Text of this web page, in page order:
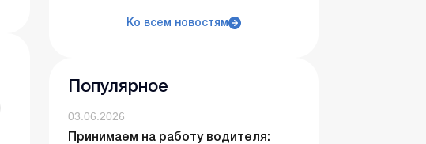
Ко всем новостям
Популярное
03.06.2026
Принимаем на работу водителя: